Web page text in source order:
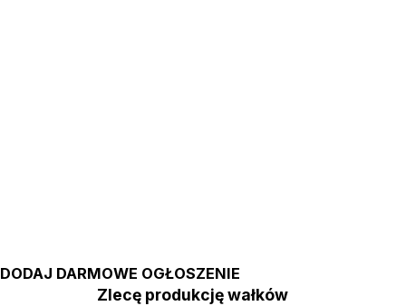
DODAJ DARMOWE OGŁOSZENIE
Zlecę produkcję wałków